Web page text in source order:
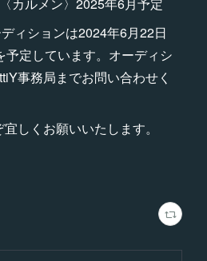
カルメン〉2025年6月予定
ィションは2024年6月22日
予定しています。オーディシ
事務局までお問い合わせく
しくお願いいたします。